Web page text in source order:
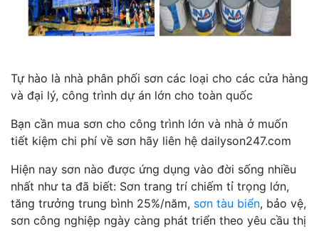
Tự hào là nhà phân phối sơn các loại cho các cửa hàng
và đại lý, công trình dự án lớn cho toàn quốc
Bạn cần mua sơn cho công trình lớn và nhà ở muốn
tiết kiệm chi phí về sơn hãy liên hệ dailyson247.com
Hiện nay sơn nào được ứng dụng vào đời sống nhiều
nhất như ta đã biết: Sơn trang trí chiếm tỉ trọng lớn,
tăng trưởng trung bình 25%/năm, sơn tàu biển, bảo vệ,
sơn công nghiệp ngày càng phát triển theo yêu cầu thị